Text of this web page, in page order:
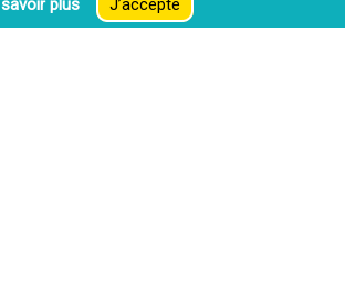
savoir plus
J’accepte